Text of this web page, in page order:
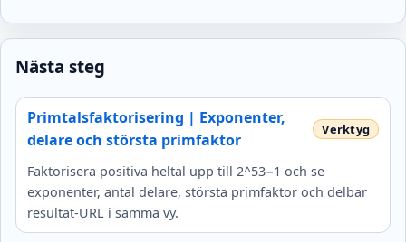
Nästa steg
Primtalsfaktorisering | Exponenter,
delare och största primfaktor
Faktorisera positiva heltal upp till 2^53−1 och se
exponenter, antal delare, största primfaktor och delbar
resultat-URL i samma vy.